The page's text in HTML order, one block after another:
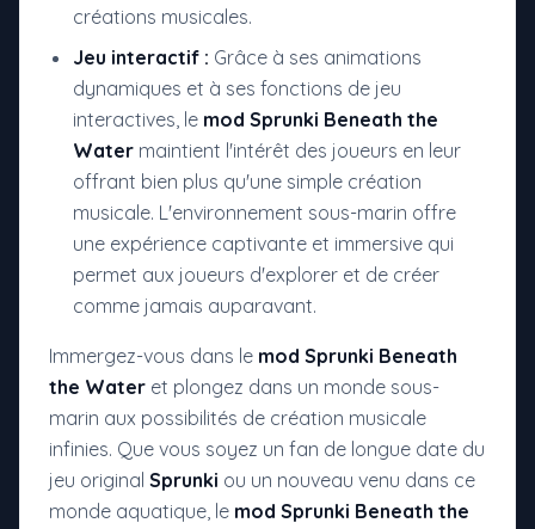
créations musicales.
Jeu interactif : Grâce à ses animations
dynamiques et à ses fonctions de jeu
interactives, le mod Sprunki Beneath the
Water maintient l'intérêt des joueurs en leur
offrant bien plus qu'une simple création
musicale. L'environnement sous-marin offre
une expérience captivante et immersive qui
permet aux joueurs d'explorer et de créer
comme jamais auparavant.
Immergez-vous dans le mod Sprunki Beneath
the Water et plongez dans un monde sous-
marin aux possibilités de création musicale
infinies. Que vous soyez un fan de longue date du
jeu original Sprunki ou un nouveau venu dans ce
monde aquatique, le mod Sprunki Beneath the